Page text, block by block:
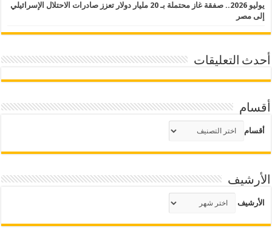
يوليو 2026.. صفقة غاز محتملة بـ 20 مليار دولار تعزز صادرات الاحتلال الإسرائيلي
إلى مصر
أحدث التعليقات
أقسام
أقسام
الأرشيف
الأرشيف